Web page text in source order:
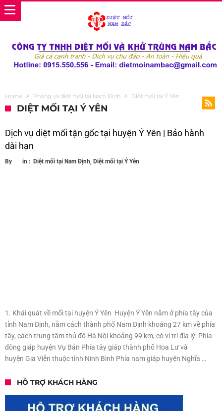
Home Phòng và diệt mối tại Nam Định Diệt mối tại Ý Yên
DIỆT MỐI TẠI Ý YÊN
Dịch vụ diệt mối tận gốc tại huyện Ý Yên | Bảo hành
dài hạn
By in : Diệt mối tại Nam Định, Diệt mối tại Ý Yên
1. Khái quát về mối tại huyện Ý Yên Huyện Ý Yên nằm ở phía tây của
tỉnh Nam Định, nằm cách thành phố Nam Định khoảng 27 km về phía
tây, cách trung tâm thủ đô Hà Nội khoảng 99 km, có vị trí địa lý: Phía
đông giáp huyện Vụ Bản Phía tây giáp thành phố Hoa Lư và
huyện Gia Viễn thuộc tỉnh Ninh Bình Phía nam giáp huyện Nghĩa …
HỖ TRỢ KHÁCH HÀNG